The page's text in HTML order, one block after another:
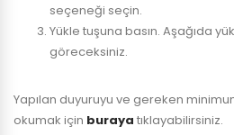
seçeneği seçin.
Yükle tuşuna basın. Aşağıda
göreceksiniz.
Yapılan duyuruyu ve gereken
okumak için buraya tıklayabilirsiniz.